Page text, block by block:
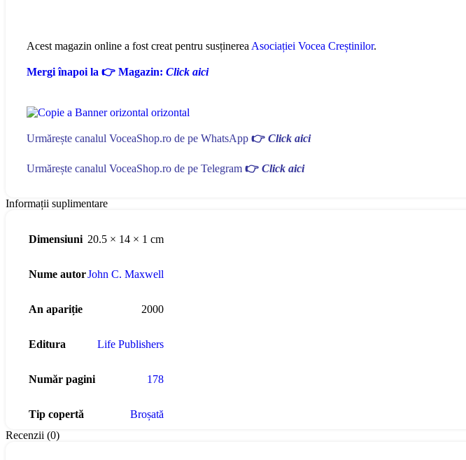
Acest magazin online a fost creat pentru susținerea Asociației Vocea Creștinilor.
Mergi înapoi la 👉 Magazin: Click aici
Urmărește canalul VoceaShop.ro de pe WhatsApp 👉 Click aici
Urmărește canalul VoceaShop.ro de pe Telegram 👉 Click aici
Informații suplimentare
Dimensiuni 20.5 × 14 × 1 cm
Nume autorJohn C. Maxwell
An apariție 2000
Editura Life Publishers
Număr pagini 178
Tip copertă
Broșată
Recenzii (0)